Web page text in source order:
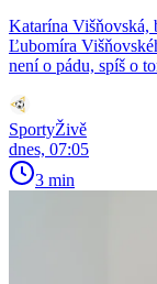
Katarína Višňovská,
Ľubomíra
není o pádu, spíš o
SportyŽivě
dnes, 07:05
3 min